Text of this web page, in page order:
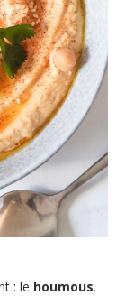
: le houmous.